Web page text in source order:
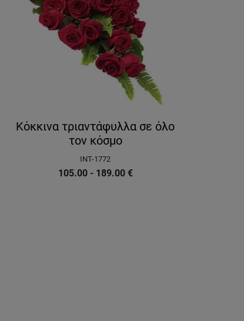
Κόκκινα τριαντάφυλλα σε όλο
τον κόσμο
INT-1772
105.00 - 189.00 €